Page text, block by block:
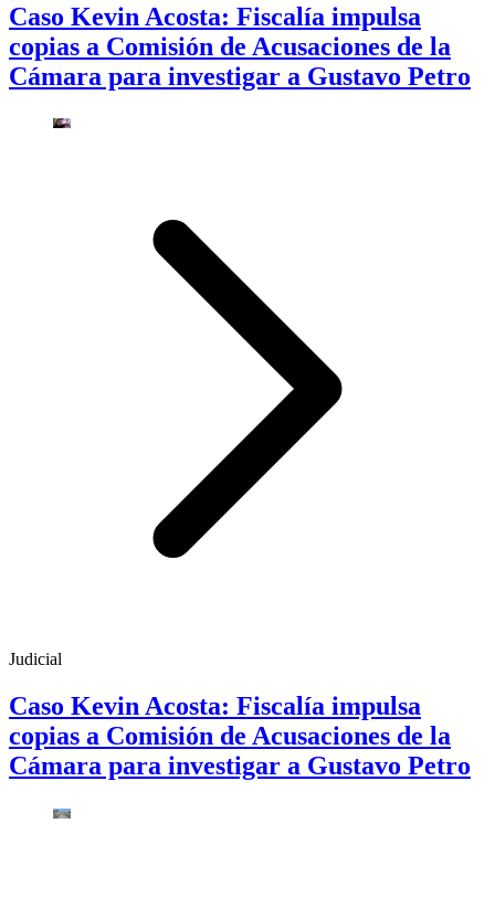
Caso Kevin Acosta: Fiscalía impulsa
copias a Comisión de Acusaciones de la
Cámara para investigar a Gustavo Petro
Judicial
Caso Kevin Acosta: Fiscalía impulsa
copias a Comisión de Acusaciones de la
Cámara para investigar a Gustavo Petro